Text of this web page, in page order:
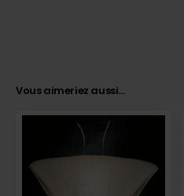
Vous aimeriez aussi...